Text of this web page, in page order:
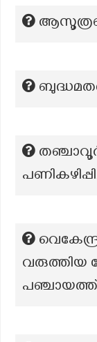
വരുത്തിയ